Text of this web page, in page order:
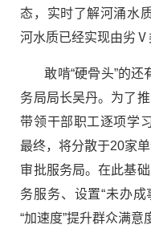
态，实时了解河涌水
河水质已经实现由劣Ⅴ
敢啃“硬骨头”的
务局局长吴丹。为了
带领干部职工逐项学
最终，将分散于20家
审批服务局。在此基
务服务、设置“未办
“加速度”提升群众满意